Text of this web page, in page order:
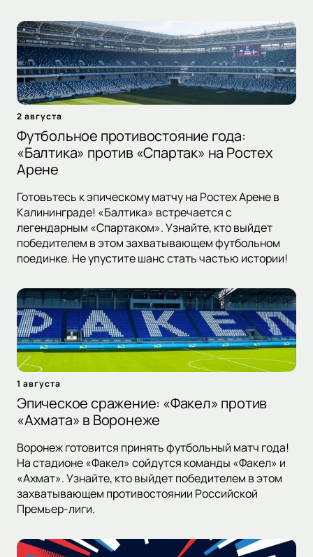
2 августа
Футбольное противостояние года:
«Балтика» против «Спартак» на Ростех
Арене
Готовьтесь к эпическому матчу на Ростех Арене в
Калининграде! «Балтика» встречается с
легендарным «Спартаком». Узнайте, кто выйдет
победителем в этом захватывающем футбольном
поединке. Не упустите шанс стать частью истории!
1 августа
Эпическое сражение: «Факел» против
«Ахмата» в Воронеже
Воронеж готовится принять футбольный матч года!
На стадионе «Факел» сойдутся команды «Факел» и
«Ахмат». Узнайте, кто выйдет победителем в этом
захватывающем противостоянии Российской
Премьер-лиги.